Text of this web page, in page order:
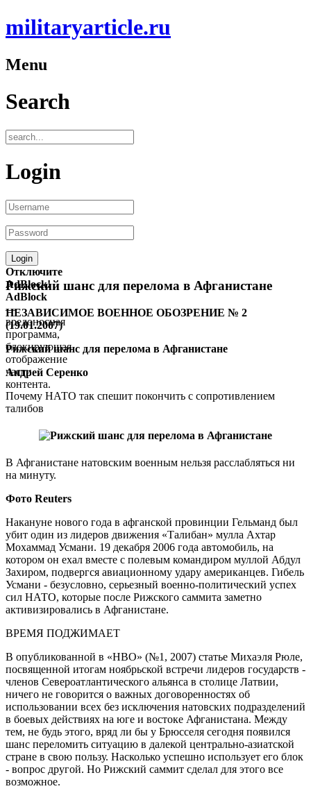
militaryarticle.ru
Menu
Search
Login
Отключите
AdBlock!
AdBlock
—
вредоносная
программа,
блокирующая
отображение
части
контента.
Рижский шанс для перелома в Афганистане
НЕЗАВИСИМОЕ ВОЕННОЕ ОБОЗРЕНИЕ № 2
(19.01.2007)
Рижский шанс для перелома в Афганистане
Андрей Серенко
Почему НАТО так спешит покончить с сопротивлением
талибов
В Афганистане натовским военным нельзя расслабляться ни
на минуту.
Фото Reuters
Накануне нового года в афганской провинции Гельманд был
убит один из лидеров движения «Талибан» мулла Ахтар
Мохаммад Усмани. 19 декабря 2006 года автомобиль, на
котором он ехал вместе с полевым командиром муллой Абдул
Захиром, подвергся авиационному удару американцев. Гибель
Усмани - безусловно, серьезный военно-политический успех
сил НАТО, которые после Рижского саммита заметно
активизировались в Афганистане.
ВРЕМЯ ПОДЖИМАЕТ
В опубликованной в «НВО» (№1, 2007) статье Михаэля Рюле,
посвященной итогам ноябрьской встречи лидеров государств -
членов Североатлантического альянса в столице Латвии,
ничего не говорится о важных договоренностях об
использовании всех без исключения натовских подразделений
в боевых действиях на юге и востоке Афганистана. Между
тем, не будь этого, вряд ли бы у Брюсселя сегодня появился
шанс переломить ситуацию в далекой центрально-азиатской
стране в свою пользу. Насколько успешно использует его блок
- вопрос другой. Но Рижский саммит сделал для этого все
возможное.